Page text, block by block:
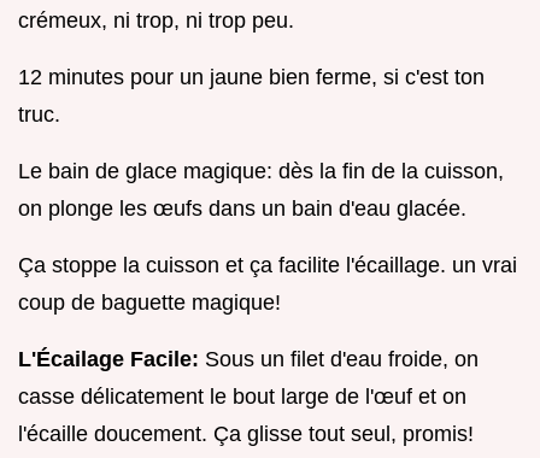
crémeux, ni trop, ni trop peu.
12 minutes pour un jaune bien ferme, si c'est ton
truc.
Le bain de glace magique: dès la fin de la cuisson,
on plonge les œufs dans un bain d'eau glacée.
Ça stoppe la cuisson et ça facilite l'écaillage. un vrai
coup de baguette magique!
L'Écailage Facile: Sous un filet d'eau froide, on
casse délicatement le bout large de l'œuf et on
l'écaille doucement. Ça glisse tout seul, promis!